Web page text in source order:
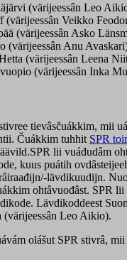
(värijeessân Leo
(värijeessân Veikko
(värijeessân Asko
(värijeessân Anu
(värijeessân Leena
(värijeessân Inka
tievâsčuákkim, mii
Čuákkim tuhhit SPR
lii vuáđudâm
kuus puátih
lävdikuudijn.
ohtâvuođâst. SPR
Lävdikoddeest
(värijeessân Leo Aikio).
olášut SPR stivrâ,